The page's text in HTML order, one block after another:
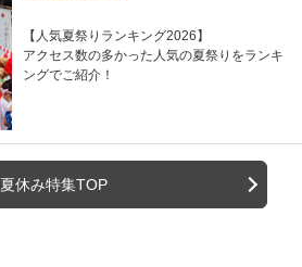
【人気夏祭りランキング2026】
アクセス数の多かった人気の夏祭りをランキ
ングでご紹介！
夏休み特集TOP